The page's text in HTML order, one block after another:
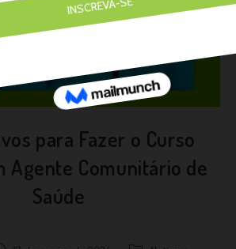
para Fazer o Curso
Agente Comunitário de
Saúde